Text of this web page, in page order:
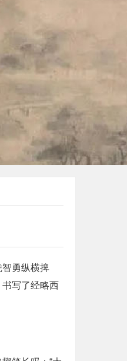
勇纵横捭
书写了经略西